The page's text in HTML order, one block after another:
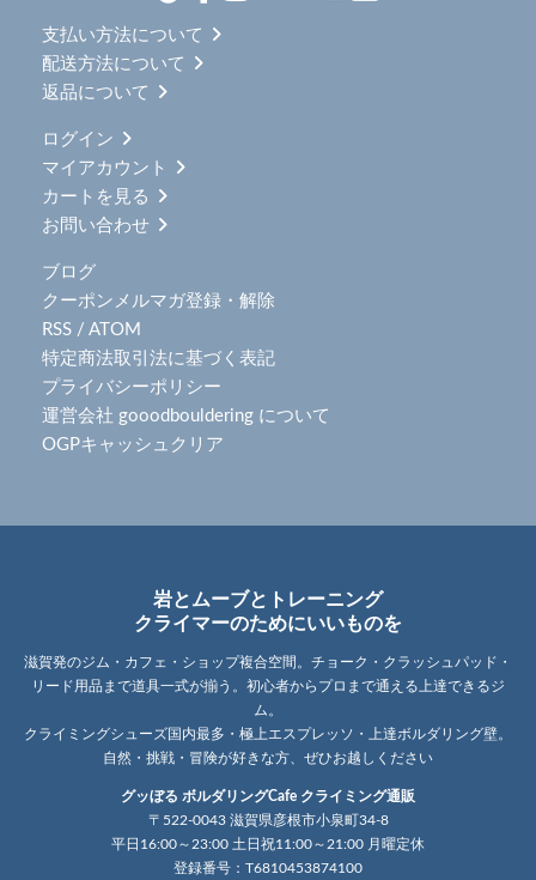
支払い方法について
配送方法について
返品について
ログイン
マイアカウント
カートを見る
お問い合わせ
ブログ
クーポンメルマガ登録・解除
RSS / ATOM
特定商法取引法に基づく表記
プライバシーポリシー
運営会社 gooodbouldering について
OGPキャッシュクリア
岩とムーブとトレーニング
クライマーのためにいいものを
滋賀発のジム・カフェ・ショップ複合空間。チョーク・クラッシュパッド・
リード用品まで道具一式が揃う。初心者からプロまで通える上達できるジ
ム。
クライミングシューズ国内最多・極上エスプレッソ・上達ボルダリング壁。
自然・挑戦・冒険が好きな方、ぜひお越しください
グッぼる ボルダリングCafe クライミング通販
〒522-0043 滋賀県彦根市小泉町34-8
平日16:00～23:00 土日祝11:00～21:00 月曜定休
登録番号：T6810453874100